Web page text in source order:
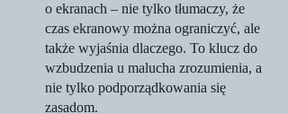
o ekranach – nie tylko tłumaczy, że
czas ekranowy można ograniczyć, ale
także wyjaśnia dlaczego. To klucz do
wzbudzenia u malucha zrozumienia, a
nie tylko podporządkowania się
zasadom.